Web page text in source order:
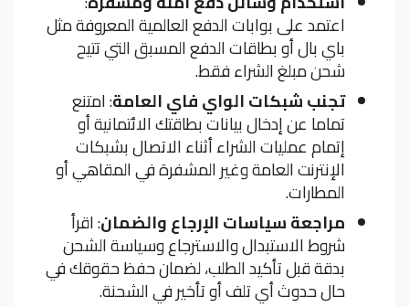
اعتمد على بوابات الدفع العالمية المعروفة مثل
باي بال أو بطاقات الدفع المسبق التي تتيح
شحن مبلغ الشراء فقط.
تجنب شبكات الواي فاي العامة: امتنع
تماما عن إدخال بيانات بطاقتك الائتمانية أو
إتمام عمليات الشراء أثناء الاتصال بشبكات
الإنترنت العامة وغير المشفرة في المقاهي أو
المطارات.
مراجعة سياسات الإرجاع والضمان: اقرأ
شروط الاستبدال والاسترجاع وسياسة الشحن
بدقة قبل تأكيد الطلب، لضمان حفظ حقوقك في
حال حدوث أي تلف أو تأخير في الشحنة.